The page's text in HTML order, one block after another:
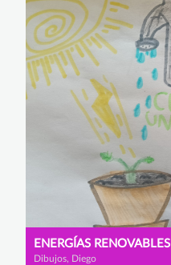
ENERGÍAS RENOVABLES
Dibujos, Diego